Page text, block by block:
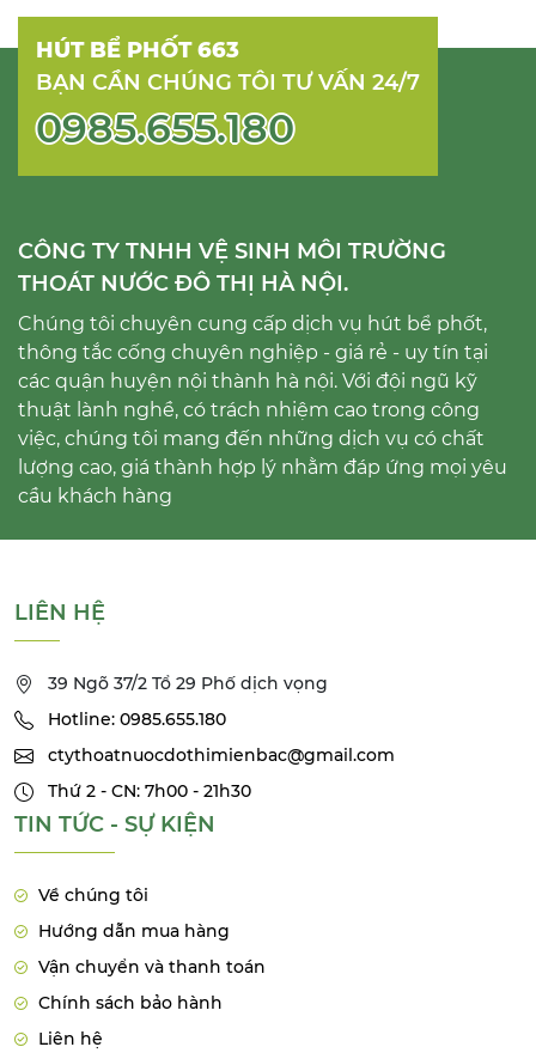
HÚT BỂ PHỐT 663
BẠN CẦN CHÚNG TÔI TƯ VẤN 24/7
0985.655.180
CÔNG TY TNHH VỆ SINH MÔI TRƯỜNG
THOÁT NƯỚC ĐÔ THỊ HÀ NỘI.
Chúng tôi chuyên cung cấp dịch vụ hút bể phốt,
thông tắc cống chuyên nghiệp - giá rẻ - uy tín tại
các quận huyện nội thành hà nội. Với đội ngũ kỹ
thuật lành nghề, có trách nhiệm cao trong công
việc, chúng tôi mang đến những dịch vụ có chất
lượng cao, giá thành hợp lý nhằm đáp ứng mọi yêu
cầu khách hàng
LIÊN HỆ
39 Ngõ 37/2 Tổ 29 Phố dịch vọng
Hotline: 0985.655.180
ctythoatnuocdothimienbac@gmail.com
Thứ 2 - CN: 7h00 - 21h30
TIN TỨC - SỰ KIỆN
Về chúng tôi
Hướng dẫn mua hàng
Vận chuyển và thanh toán
Chính sách bảo hành
Liên hệ